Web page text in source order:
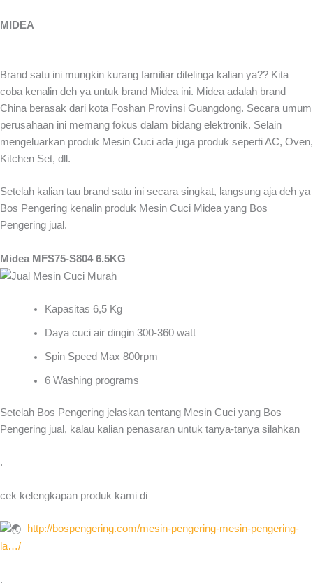
MIDEA
Brand satu ini mungkin kurang familiar ditelinga kalian ya?? Kita
coba kenalin deh ya untuk brand Midea ini. Midea adalah brand
China berasak dari kota Foshan Provinsi Guangdong. Secara umum
perusahaan ini memang fokus dalam bidang elektronik. Selain
mengeluarkan produk Mesin Cuci ada juga produk seperti AC, Oven,
Kitchen Set, dll.
Setelah kalian tau brand satu ini secara singkat, langsung aja deh ya
Bos Pengering kenalin produk Mesin Cuci Midea yang Bos
Pengering jual.
Midea MFS75-S804 6.5KG
Kapasitas 6,5 Kg
Daya cuci air dingin 300-360 watt
Spin Speed Max 800rpm
6 Washing programs
Setelah Bos Pengering jelaskan tentang Mesin Cuci yang Bos
Pengering jual, kalau kalian penasaran untuk tanya-tanya silahkan
.
cek kelengkapan produk kami di
http://bospengering.com/mesin-pengering-mesin-pengering-
la…/
.